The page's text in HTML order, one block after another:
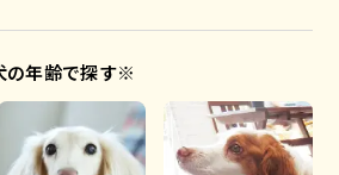
の年齢で探す※